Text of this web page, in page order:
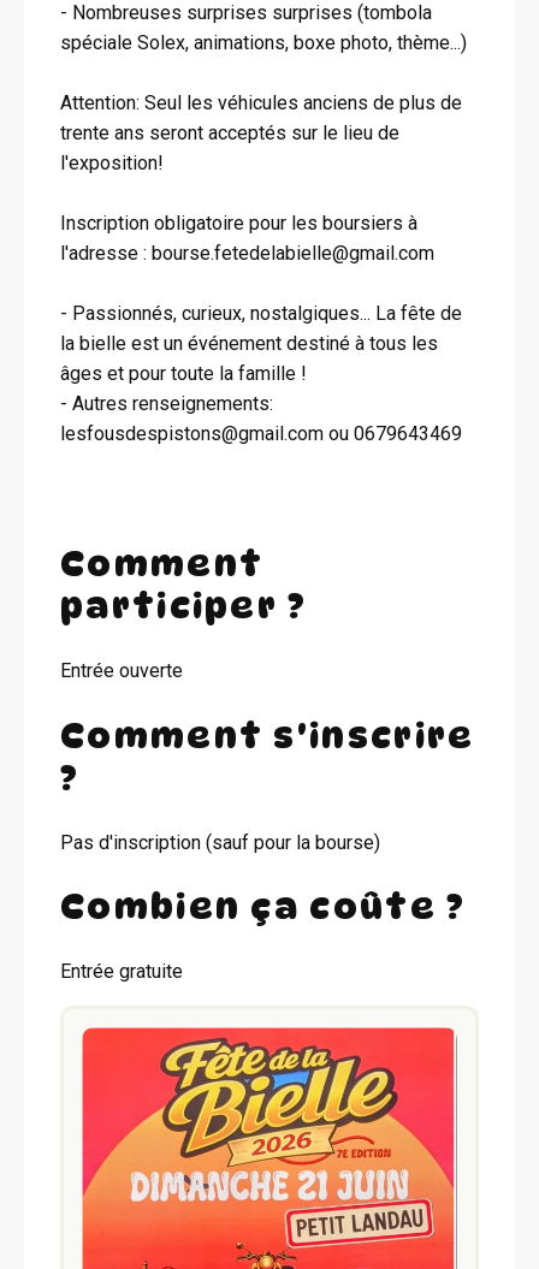
- Nombreuses surprises surprises (tombola
spéciale Solex, animations, boxe photo, thème...)
Attention: Seul les véhicules anciens de plus de
trente ans seront acceptés sur le lieu de
l'exposition!
Inscription obligatoire pour les boursiers à
l'adresse : bourse.fetedelabielle@gmail.com
- Passionnés, curieux, nostalgiques... La fête de
la bielle est un événement destiné à tous les
âges et pour toute la famille !
- Autres renseignements:
lesfousdespistons@gmail.com ou 0679643469
Comment
participer ?
Entrée ouverte
Comment s'inscrire
?
Pas d'inscription (sauf pour la bourse)
Combien ça coûte ?
Entrée gratuite